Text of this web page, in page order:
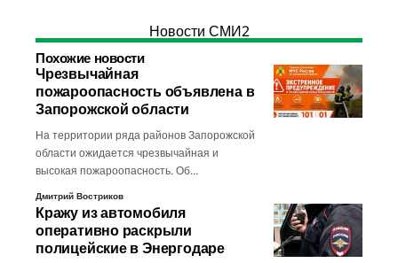
Новости СМИ2
Похожие новости
Чрезвычайная
пожароопасность объявлена в
Запорожской области
На территории ряда районов Запорожской
области ожидается чрезвычайная и
высокая пожароопасность. Об…
Дмитрий Востриков
Кражу из автомобиля
оперативно раскрыли
полицейские в Энергодаре